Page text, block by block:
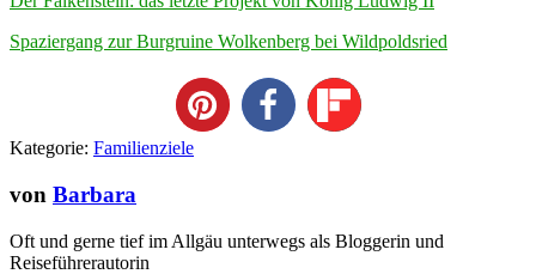
Spaziergang zur Burgruine Wolkenberg bei Wildpoldsried
Kategorie: Familienziele
von Barbara
Oft und gerne tief im Allgäu unterwegs als Bloggerin und
Reiseführerautorin